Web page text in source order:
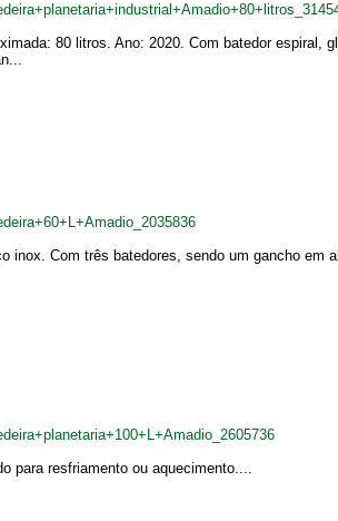
80 litros. Ano: 2020. Com batedor
inox. Com três batedores, sendo um gancho
para resfriamento ou aquecimento....